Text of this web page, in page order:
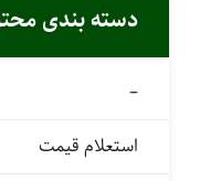
دسته بندی
–
استعلام قیمت